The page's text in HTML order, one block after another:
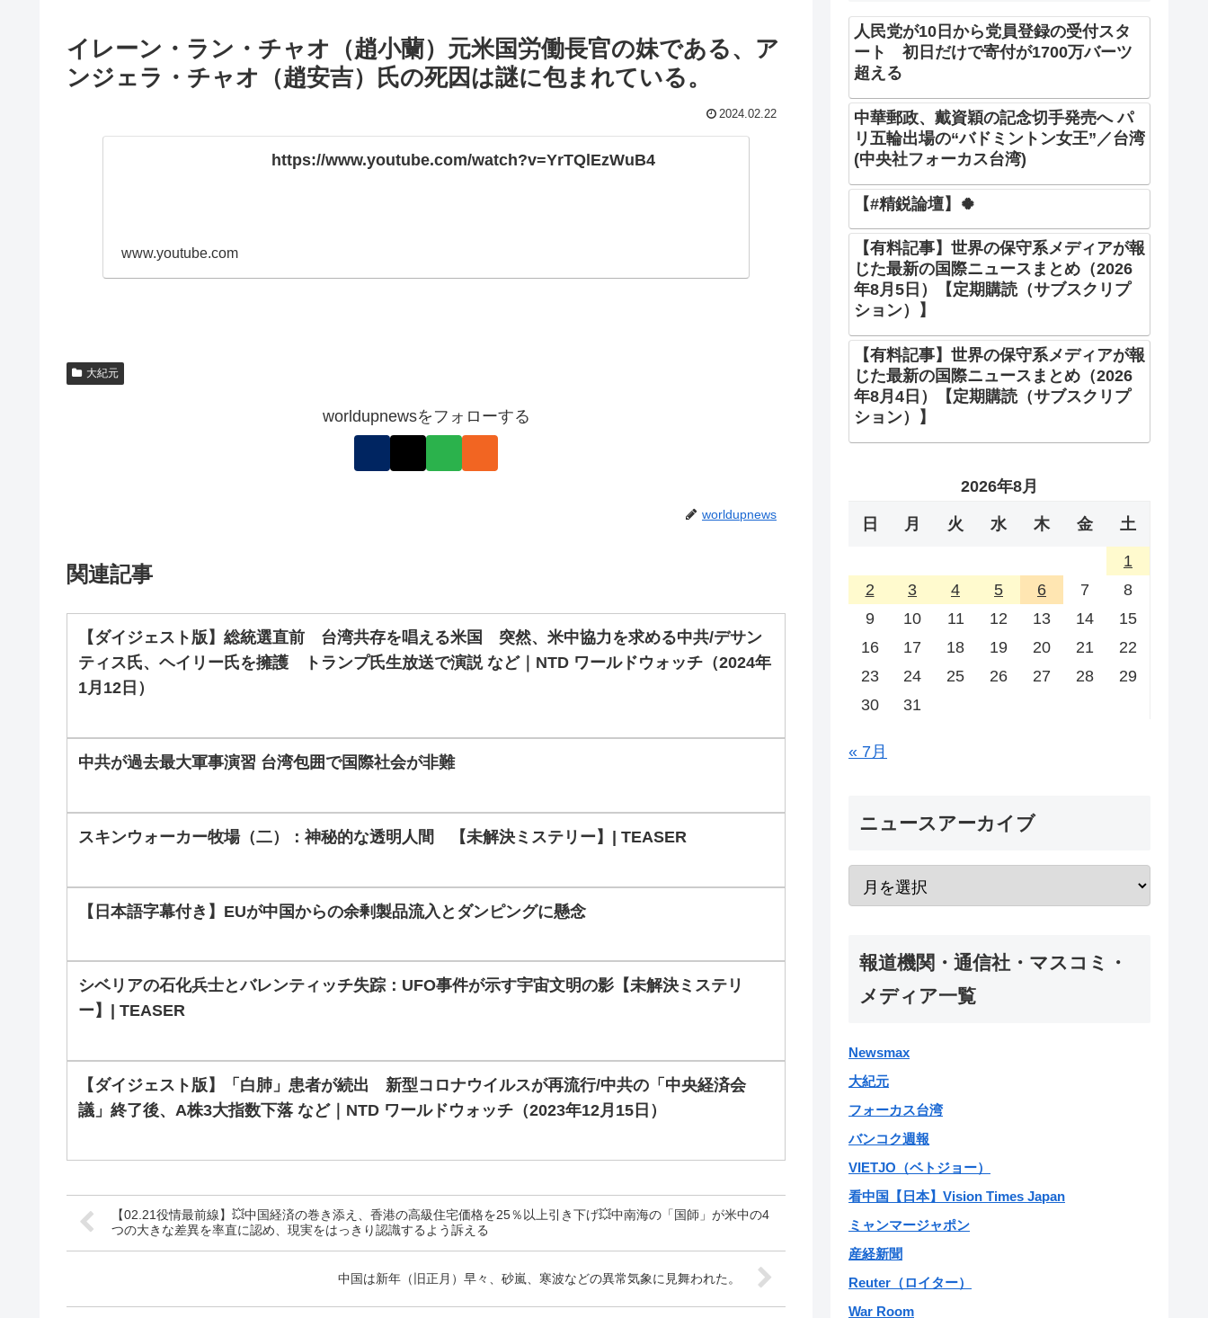
イレーン・ラン・チャオ（趙小蘭）元米国労働長官の妹である、ア
ンジェラ・チャオ（趙安吉）氏の死因は謎に包まれている。
2024.02.22
https://www.youtube.com/watch?v=YrTQlEzWuB4
www.youtube.com
大紀元
worldupnewsをフォローする
worldupnews
関連記事
【ダイジェスト版】総統選直前 台湾共存を唱える米国 突然、米中協力を求める中共/デサン
ティス氏、ヘイリー氏を擁護 トランプ氏生放送で演説 など｜NTD ワールドウォッチ（2024年
1月12日）
中共が過去最大軍事演習 台湾包囲で国際社会が非難
スキンウォーカー牧場（二）：神秘的な透明人間 【未解決ミステリー】| TEASER
【日本語字幕付き】EUが中国からの余剰製品流入とダンピングに懸念
シベリアの石化兵士とバレンティッチ失踪：UFO事件が示す宇宙文明の影【未解決ミステリ
ー】| TEASER
【ダイジェスト版】「白肺」患者が続出 新型コロナウイルスが再流行/中共の「中央経済会
議」終了後、A株3大指数下落 など｜NTD ワールドウォッチ（2023年12月15日）
【02.21役情最前線】💥中国経済の巻き添え、香港の高級住宅価格を25％以上引き下げ💥中南海の「国師」が米中の4
つの大きな差異を率直に認め、現実をはっきり認識するよう訴える
中国は新年（旧正月）早々、砂嵐、寒波などの異常気象に見舞われた。
人民党が10日から党員登録の受付スタ
ート 初日だけで寄付が1700万バーツ
超える
中華郵政、戴資穎の記念切手発売へ パ
リ五輪出場の“バドミントン女王”／台湾
(中央社フォーカス台湾)
【#精鋭論壇】🍀
【有料記事】世界の保守系メディアが報
じた最新の国際ニュースまとめ（2026
年8月5日）【定期購読（サブスクリプ
ション）】
【有料記事】世界の保守系メディアが報
じた最新の国際ニュースまとめ（2026
年8月4日）【定期購読（サブスクリプ
ション）】
2026年8月
日 月 火 水 木 金 土
1
2
3 4 5 6 7
8
9
10 11 12 13 14
15
16
17 18 19 20 21
22
23
24 25 26 27 28
29
30
31
« 7月
ニュースアーカイブ
報道機関・通信社・マスコミ・
メディア一覧
Newsmax
大紀元
フォーカス台湾
バンコク週報
VIETJO（ベトジョー）
看中国【日本】Vision Times Japan
ミャンマージャポン
産経新聞
Reuter（ロイター）
War Room